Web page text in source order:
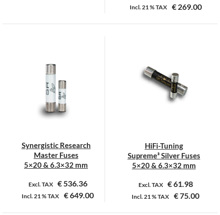
Dit
Deze
optie
kan
gekozen
de
productpagina
Incl.21 %TAX €269.00
Dit
variaties.
Deze
optie
kan
de
productpagina
Synergistic Research
Master Fuses
5×20 & 6.3×32 mm
Excl. TAX €536.36
Incl.21 %TAX €649.00
HiFi-Tuning
Supreme³ Silver Fuses
5×20 & 6.3×32 mm
Excl. TAX €61.98
Incl.21 %TAX €75.00